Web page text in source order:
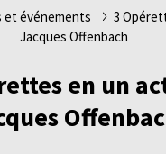
et événements
3
Jacques Offenbach
en un